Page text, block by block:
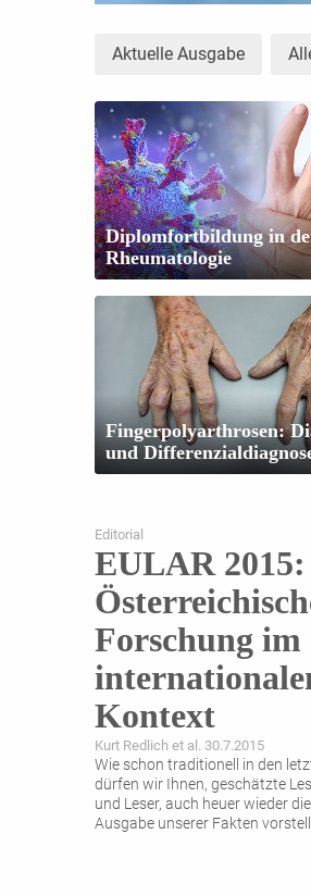
Aktuelle Ausgabe
Diplomfortbildung in
Rheumatologie
Fingerpolyarthrosen:
und
Editorial
EULAR 2015:
Forschung im
Kontext
Kurt Redlich et al. 30.7.2015
Wie schon traditionell in den
dürfen wir Ihnen, geschätzte
und Leser, auch heuer wieder
Ausgabe unserer Fakten